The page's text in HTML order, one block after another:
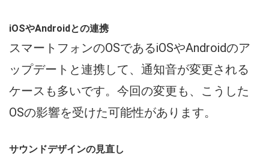
iOSやAndroidとの連携
スマートフォンのOSであるiOSやAndroidのア
ップデートと連携して、通知音が変更される
ケースも多いです。今回の変更も、こうした
OSの影響を受けた可能性があります。
サウンドデザインの見直し